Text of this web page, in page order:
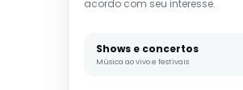
acordo com seu interesse.
Shows e concertos
Música ao vivo e festivais